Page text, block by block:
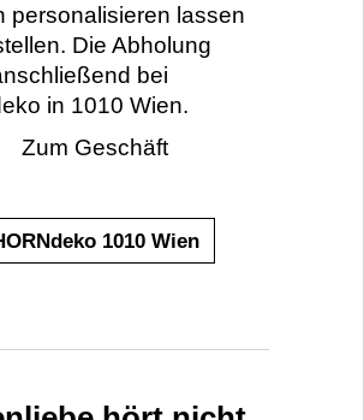
personalisieren lassen
Die Abholung
bei
in 1010 Wien.
Zum Geschäft
1010 Wien